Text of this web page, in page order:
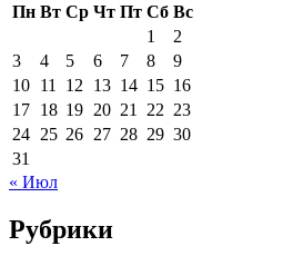
Пн Вт Ср Чт Пт Сб Вс
1
2
3
4 5 6 7 8
9
10 11 12 13 14 15 16
17 18 19 20 21 22 23
24 25 26 27 28 29 30
31
« Июл
Рубрики